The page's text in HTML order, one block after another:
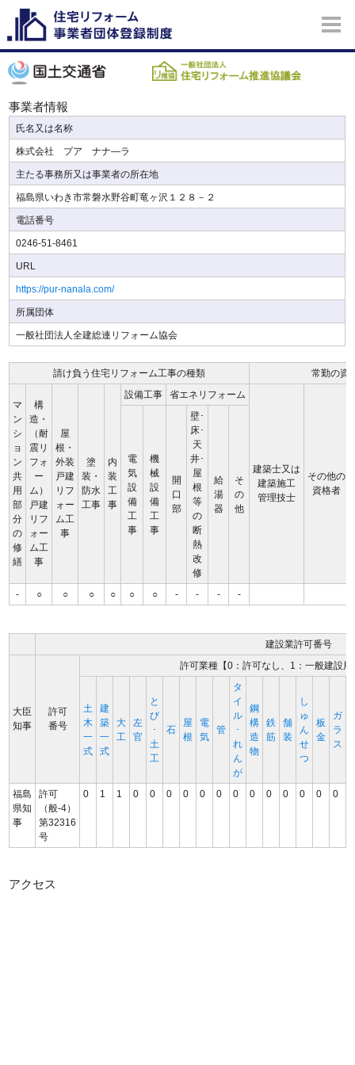
事業者情報
氏名又は名称
株式会社 プア ナナ―ラ
主たる事務所又は事業者の所在地
福島県いわき市常磐水野谷町竜ヶ沢１２８－２
電話番号
0246-51-8461
URL
https://pur-nanala.com/
所属団体
一般社団法人全建総連リフォーム協会
請け負う住宅リフォーム工事の種類 常勤の資
マ
ン
シ
ョ
ン
共
用
部
分
の
修
繕
構
造・
（耐
震リ
フォ
ー
ム）
戸建
リフ
ォー
ム工
事
屋
根・
外装
戸建
リフ
ォー
ム工
事
塗
装・
防水
工事
内
装
工
事
設備工事 省エネリフォーム
建築士又は
建築施工
管理技士
その他の
資格者
電
気
設
備
工
事
機
械
設
備
工
事
開
口
部
壁･
床･
天
井･
屋
根
等
の
断
熱
改
修
給
湯
器
そ
の
他
- ○ ○ ○ ○ ○ ○ - - - -
建設業許可番号
大臣
知事
許可
番号
許可業種【0：許可なし、1：一般建設
土
木
一
式
建
築
一
式
大
工
左
官
と
び
･
土
工
石
屋
根
電
気
管
タ
イ
ル
･
れ
ん
が
鋼
構
造
物
鉄
筋
舗
装
し
ゅ
ん
せ
つ
板
金
ガ
ラ
ス
福島
県知
事
許可
（般-4）
第32316
号
0 1 1 0 0 0 0 0 0 0 0 0 0 0 0 0
アクセス